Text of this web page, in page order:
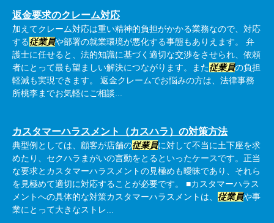
返金要求のクレーム対応
加えてクレーム対応は重い精神的負担がかかる業務なので、対応
する従業員や部署の就業環境が悪化する事態もありえます。 弁
護士に任せると、法的知識に基づく適切な交渉をさせられ、依頼
者にとって最も望ましい解決につながります。また従業員の負担
軽減も実現できます。 返金クレームでお悩みの方は、法律事務
所桃李までお気軽にご相談...
カスタマーハラスメント（カスハラ）の対策方法
典型例としては、顧客が店舗の従業員に対して不当に土下座を求
めたり、セクハラまがいの言動をとるといったケースです。正当
な要求とカスタマーハラスメントの見極めも曖昧であり、それら
を見極めて適切に対応することが必要です。 ■カスタマーハラス
メントへの具体的な対策カスタマーハラスメントは、 従業員や事
業にとって大きなストレ...